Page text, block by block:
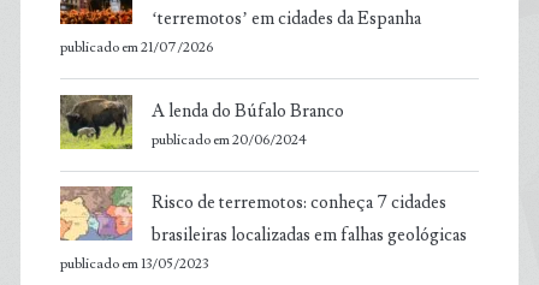
‘terremotos’ em cidades da Espanha
publicado em 21/07/2026
A lenda do Búfalo Branco
publicado em 20/06/2024
Risco de terremotos: conheça 7 cidades
brasileiras localizadas em falhas geológicas
publicado em 13/05/2023